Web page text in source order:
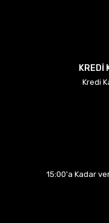
KREDİ
Kredi
15:00'a Kadar